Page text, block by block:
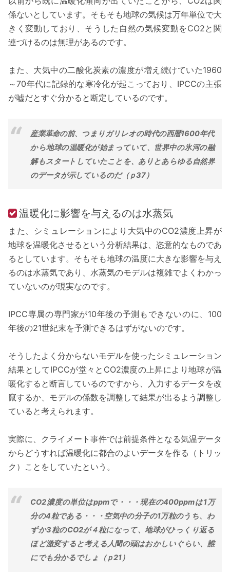
係ないとしています。そもそも地球の気候は万年単位で大
きく変動しており、そうした自然の気候変動をCO2と関
連づけるのは無理があるのです。
また、大気中の二酸化炭素の濃度が増え続けていた1960
～70年代に記録的な寒冷化が起こっており、IPCCの主張
が嘘だとすぐ分かると断定しているのです。
産業革命の前、つまりガリレオの時代の西暦1600年代
から地球の温暖化が始まっていて、世界中の氷河の融
解もスタートしていたことを、ありとあらゆる自然界
のデータが示しているのだ（ｐ37）
温暖化に影響を与えるのは水蒸気
また、シミュレーションにより大気中のCO2濃度上昇が
地球を温暖化させるという分析結果は、恣意的なものであ
るとしています。そもそも地球の温度に大きな影響を与え
るのは水蒸気であり、水蒸気のモデルは複雑でよくわかっ
ていないのが現実なのです。
IPCC専属の専門家が10年後の予測もできないのに、100
年後の21世紀末を予測できるはずがないのです。
そうしたよく分からないモデルを使ったシミュレーション
結果としてIPCCが堂々とCO2濃度の上昇により地球が温
暖化すると断言しているのですから、入力するデータを改
竄するか、モデルの係数を調整して結果が出るよう調整し
ていると考えられます。
実際に、クライメート事件では前提条件となる気温データ
からどうすれば温暖化に都合のよいデータを作る（トリッ
ク）ことをしていたという。
CO2濃度の単位はppmで・・・現在の400ppmは1万
分の4粒である・・・空気中の分子の1万粒のうち、わ
ずか3粒のCO2が４粒になって、地球がひっくり返る
ほど激変すると考える人間の頭はおかしいぐらい、誰
にでも分かるでしょ（ｐ21）